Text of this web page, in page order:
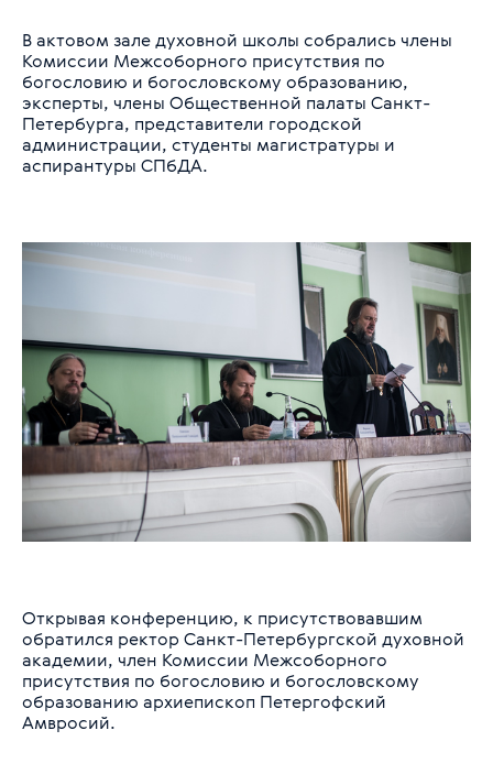
В актовом зале духовной школы собрались члены
Комиссии Межсоборного присутствия по
богословию и богословскому образованию,
эксперты, члены Общественной палаты Санкт-
Петербурга, представители городской
администрации, студенты магистратуры и
аспирантуры СПбДА.
Открывая конференцию, к присутствовавшим
обратился ректор Санкт-Петербургской духовной
академии, член Комиссии Межсоборного
присутствия по богословию и богословскому
образованию архиепископ Петергофский
Амвросий.